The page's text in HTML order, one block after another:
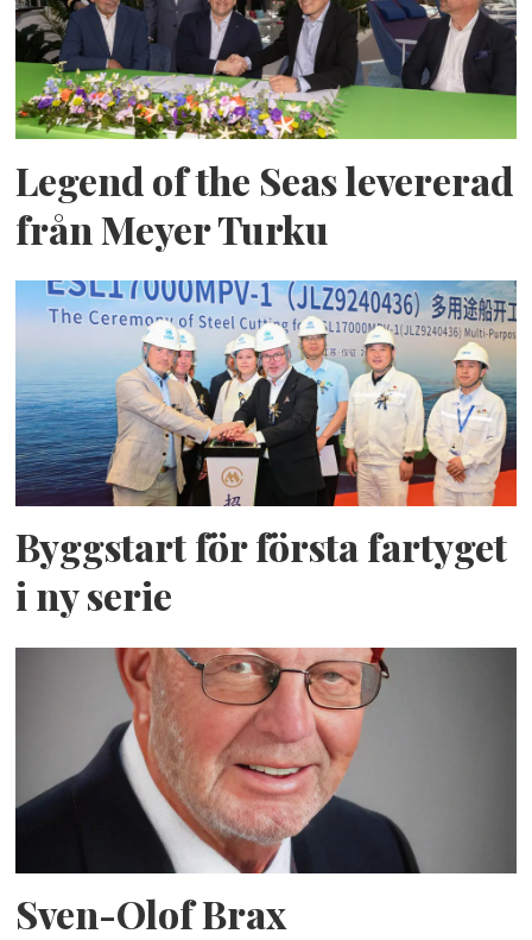
Legend of the Seas levererad
från Meyer Turku
Byggstart för första fartyget
i ny serie
Sven-Olof Brax